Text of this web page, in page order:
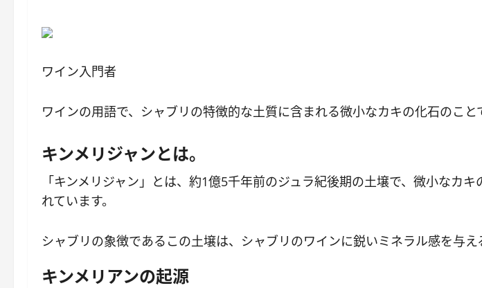
ワイン入門者
ワインの用語で、シャブリの特徴的な土質に含まれる微小なカキの化石のこと
キンメリジャンとは。
「キンメリジャン」とは、約1億5千年前のジュラ紀後期の土壌で、微小なカ
れています。
シャブリの象徴であるこの土壌は、シャブリのワインに鋭いミネラル感を与え
キンメリアンの起源